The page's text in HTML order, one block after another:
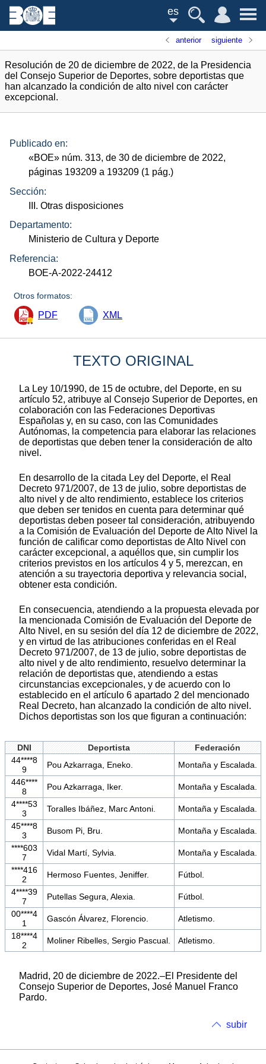
es
anterior siguiente
Resolución de 20 de diciembre de 2022, de la Presidencia
del Consejo Superior de Deportes, sobre deportistas que
han alcanzado la condición de alto nivel con carácter
excepcional.
Publicado en:
«BOE» núm. 313, de 30 de diciembre de 2022,
páginas 193209 a 193209 (1 pág.)
Sección:
III. Otras disposiciones
Departamento:
Ministerio de Cultura y Deporte
Referencia:
BOE-A-2022-24412
Otros formatos:
PDF XML
TEXTO ORIGINAL
La Ley 10/1990, de 15 de octubre, del Deporte, en su
artículo 52, atribuye al Consejo Superior de Deportes, en
colaboración con las Federaciones Deportivas
Españolas y, en su caso, con las Comunidades
Autónomas, la competencia para elaborar las relaciones
de deportistas que deben tener la consideración de alto
nivel.
En desarrollo de la citada Ley del Deporte, el Real
Decreto 971/2007, de 13 de julio, sobre deportistas de
alto nivel y de alto rendimiento, establece los criterios
que deben ser tenidos en cuenta para determinar qué
deportistas deben poseer tal consideración, atribuyendo
a la Comisión de Evaluación del Deporte de Alto Nivel la
función de calificar como deportistas de Alto Nivel con
carácter excepcional, a aquéllos que, sin cumplir los
criterios previstos en los artículos 4 y 5, merezcan, en
atención a su trayectoria deportiva y relevancia social,
obtener esta condición.
En consecuencia, atendiendo a la propuesta elevada por
la mencionada Comisión de Evaluación del Deporte de
Alto Nivel, en su sesión del día 12 de diciembre de 2022,
y en virtud de las atribuciones conferidas en el Real
Decreto 971/2007, de 13 de julio, sobre deportistas de
alto nivel y de alto rendimiento, resuelvo determinar la
relación de deportistas que, atendiendo a estas
circunstancias excepcionales, y de acuerdo con lo
establecido en el artículo 6 apartado 2 del mencionado
Real Decreto, han alcanzado la condición de alto nivel.
Dichos deportistas son los que figuran a continuación:
DNI Deportista
Federación
44****8
9
Pou Azkarraga, Eneko.
Montaña y Escalada.
446****
8
Pou Azkarraga, Iker.
Montaña y Escalada.
4****53
3
Toralles Ibáñez, Marc Antoni.
Montaña y Escalada.
45****8
3
Busom Pi, Bru.
Montaña y Escalada.
****603
7
Vidal Martí, Sylvia.
Montaña y Escalada.
****416
2
Hermoso Fuentes, Jeniffer.
Fútbol.
4****39
7
Putellas Segura, Alexia.
Fútbol.
00****4
1
Gascón Álvarez, Florencio.
Atletismo.
18****4
2
Moliner Ribelles, Sergio Pascual. Atletismo.
Madrid, 20 de diciembre de 2022.–El Presidente del
Consejo Superior de Deportes, José Manuel Franco
Pardo.
subir